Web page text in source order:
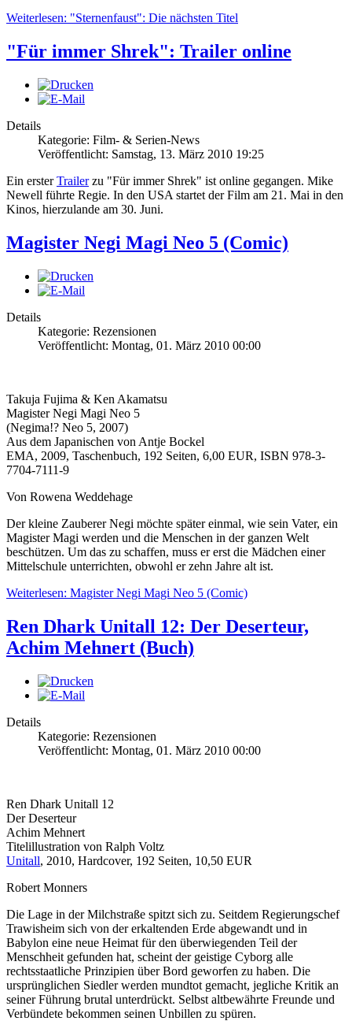
Weiterlesen: "Sternenfaust": Die nächsten Titel
"Für immer Shrek": Trailer online
Details
Kategorie: Film- & Serien-News
Veröffentlicht: Samstag, 13. März 2010 19:25
Ein ersterTrailerzu "Für immer Shrek" ist online gegangen. Mike
Newell führte Regie. In den USA startet der Film am 21. Mai in den
Kinos, hierzulande am 30. Juni.
Magister Negi Magi Neo 5 (Comic)
Details
Kategorie: Rezensionen
Veröffentlicht: Montag, 01. März 2010 00:00
Takuja Fujima & Ken Akamatsu
Magister Negi Magi Neo 5
(Negima!? Neo 5, 2007)
Aus dem Japanischen von Antje Bockel
EMA, 2009, Taschenbuch, 192 Seiten, 6,00 EUR, ISBN 978-3-
7704-7111-9
Von Rowena Weddehage
Der kleine Zauberer Negi möchte später einmal, wie sein Vater, ein
Magister Magi werden und die Menschen in der ganzen Welt
beschützen. Um das zu schaffen, muss er erst die Mädchen einer
Mittelschule unterrichten, obwohl er zehn Jahre alt ist.
Weiterlesen: Magister Negi Magi Neo 5 (Comic)
Ren Dhark Unitall 12: Der Deserteur,
Achim Mehnert (Buch)
Details
Kategorie: Rezensionen
Veröffentlicht: Montag, 01. März 2010 00:00
Ren Dhark Unitall 12
Der Deserteur
Achim Mehnert
Titelillustration von Ralph Voltz
Unitall, 2010, Hardcover, 192 Seiten, 10,50 EUR
Robert Monners
Die Lage in der Milchstraße spitzt sich zu. Seitdem Regierungschef
Trawisheim sich von der erkaltenden Erde abgewandt und in
Babylon eine neue Heimat für den überwiegenden Teil der
Menschheit gefunden hat, scheint der geistige Cyborg alle
rechtsstaatliche Prinzipien über Bord geworfen zu haben. Die
ursprünglichen Siedler werden mundtot gemacht, jegliche Kritik an
seiner Führung brutal unterdrückt. Selbst altbewährte Freunde und
Verbündete bekommen seinen Unbillen zu spüren.